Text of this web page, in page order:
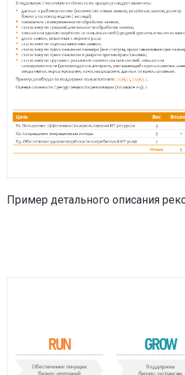
Пример детального описания